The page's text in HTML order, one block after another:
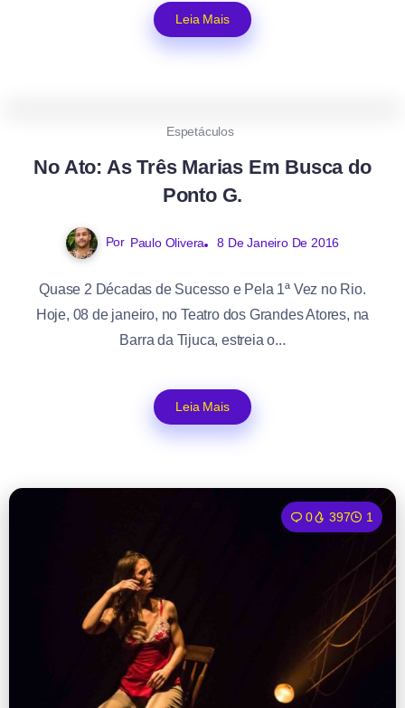
Leia Mais
Espetáculos
No Ato: As Três Marias Em Busca do
Ponto G.
Por Paulo Olivera 8 De Janeiro De 2016
Quase 2 Décadas de Sucesso e Pela 1ª Vez no Rio.
Hoje, 08 de janeiro, no Teatro dos Grandes Atores, na
Barra da Tijuca, estreia o...
Leia Mais
0 397 1